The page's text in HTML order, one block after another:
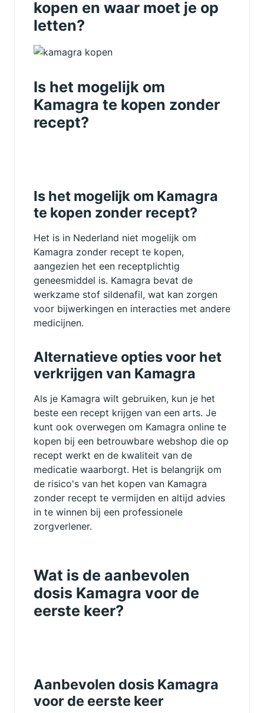
kopen en waar moet je op
letten?
Is het mogelijk om
Kamagra te kopen zonder
recept?
Is het mogelijk om Kamagra
te kopen zonder recept?
Het is in Nederland niet mogelijk om
Kamagra zonder recept te kopen,
aangezien het een receptplichtig
geneesmiddel is. Kamagra bevat de
werkzame stof sildenafil, wat kan zorgen
voor bijwerkingen en interacties met andere
medicijnen.
Alternatieve opties voor het
verkrijgen van Kamagra
Als je Kamagra wilt gebruiken, kun je het
beste een recept krijgen van een arts. Je
kunt ook overwegen om Kamagra online te
kopen bij een betrouwbare webshop die op
recept werkt en de kwaliteit van de
medicatie waarborgt. Het is belangrijk om
de risico's van het kopen van Kamagra
zonder recept te vermijden en altijd advies
in te winnen bij een professionele
zorgverlener.
Wat is de aanbevolen
dosis Kamagra voor de
eerste keer?
Aanbevolen dosis Kamagra
voor de eerste keer